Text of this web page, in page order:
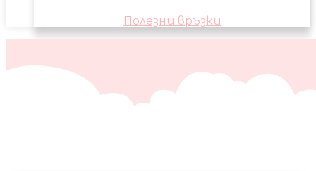
Полезни връзки